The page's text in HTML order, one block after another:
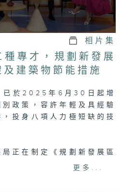
請有關持份者或議員，與
討論法案、政策及各項民
會事務與社會民生的密切
解。
相片集
專才，規劃新發展
建築物節能措施
已於2025年6月30日起增
政策，容許年輕及具經驗
投身八項人力極短缺的技
正在制定《規劃新發展區
以作為各政策局及部門在規
更多...